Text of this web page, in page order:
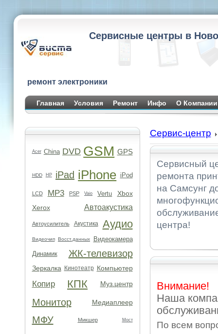
Сервисные центры в
ремонт электроники
Главная Условия Ремонт Инфо О Компании
Acer China DVD GSM GPS
HDD HP iPad iPhone iPod
LCD MP3 PSP Vaio Vertu
Xbox
Xerox
Автоакустика
Автоусилитель Акустика Аудио
Видеочип Восст.данных
Видеокамера
Динамик
ЖК-телевизор
Зеркалка Кинотеатр Компьютер
Копир КПК Муз.центр
Монитор Медиаплеер
МФУ Микшер Мост
Сервис-центр
Сервисный
ремонта
на Самсунг
центра!
Внимание!
Наша
По всем